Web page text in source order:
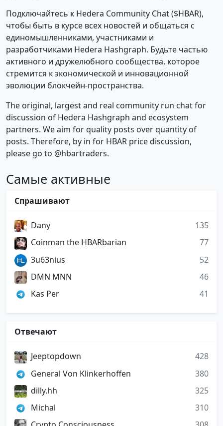
Подключайтесь к Hedera Community Chat ($HBAR),
чтобы быть в курсе всех новостей и общаться с
единомышленниками, участниками и
разработчиками Hedera Hashgraph. Будьте частью
активного и дружелюбного сообщества, которое
стремится к экономической и инновационной
эволюции блокчейн-пространства.
The original, largest and real community run chat for
discussion of Hedera Hashgraph and ecosystem
partners. We aim for quality posts over quantity of
posts. Therefore, by in for HBAR price discussion,
please go to @hbartraders.
Самые активные
Спрашивают
Dany
135
Coinman the HBARbarian
77
3u63nius
52
DMN MNN
46
Kas Per
41
Отвечают
Jeeptopdown
428
General Von Klinkerhoffen
380
dilly.hh
325
Michal
310